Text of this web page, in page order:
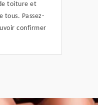
toiture et
tous. Passez-
confirmer